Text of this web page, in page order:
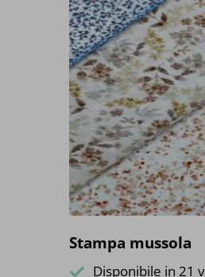
Stampa mussola
Disponibile in 21